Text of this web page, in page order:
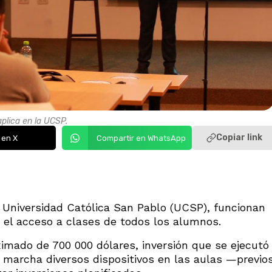
en la UCSP.
X Compartir en WhatsApp Copiar link
Católica San Pablo (UCSP), funcionan
acceso a clases de todos los alumnos.
de 700 000 dólares, inversión que se ejecutó
marcha diversos dispositivos en las aulas